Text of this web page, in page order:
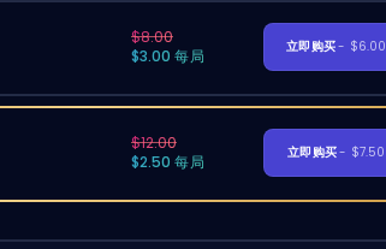
$8.00
$3.00 每局
立即购买- $6.00
$12.00
$2.50 每局
立即购买- $7.50